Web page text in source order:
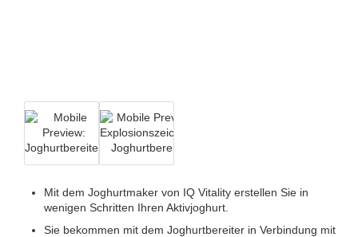
Mit dem Joghurtmaker von IQ Vitality erstellen Sie in
wenigen Schritten Ihren Aktivjoghurt.
Sie bekommen mit dem Joghurtbereiter in Verbindung mit